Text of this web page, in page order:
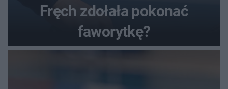
Fręch zdołała pokonać
faworytkę?